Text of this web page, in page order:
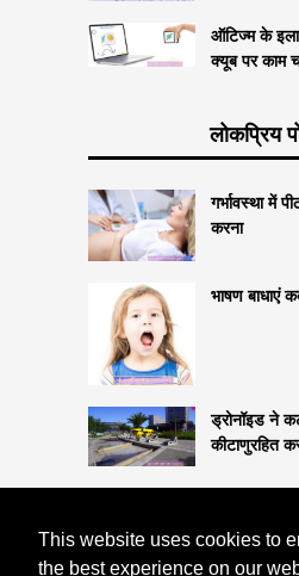
This website uses cookies to
the best experience on our
ऑटिज्म के
क्यूब पर काम
लोकप्रिय
गर्भावस्था में
करना
भाषण बाधाएं
ड्रोनॉइड ने
कीटाणुरहित